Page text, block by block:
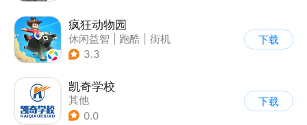
疯狂动物园
休闲益智 跑酷
街机
| 像素风
3.3
下载
凯奇学校
其他
0.0
下载